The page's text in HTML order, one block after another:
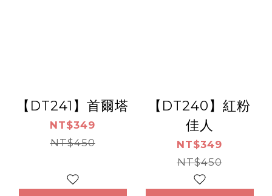
【DT241】首爾塔
NT$349
NT$450
【DT240】紅粉
佳人
NT$349
NT$450